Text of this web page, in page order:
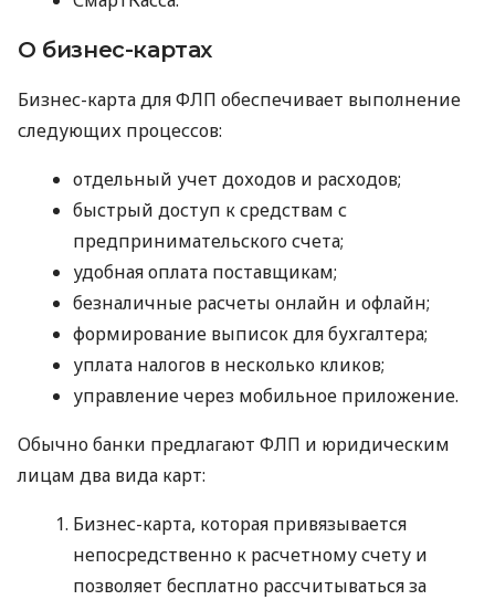
О бизнес-картах
Бизнес-карта для ФЛП обеспечивает выполнение
следующих процессов:
отдельный учет доходов и расходов;
быстрый доступ к средствам с
предпринимательского счета;
удобная оплата поставщикам;
безналичные расчеты онлайн и офлайн;
формирование выписок для бухгалтера;
уплата налогов в несколько кликов;
управление через мобильное приложение.
Обычно банки предлагают ФЛП и юридическим
лицам два вида карт:
Бизнес-карта, которая привязывается
непосредственно к расчетному счету и
позволяет бесплатно рассчитываться за